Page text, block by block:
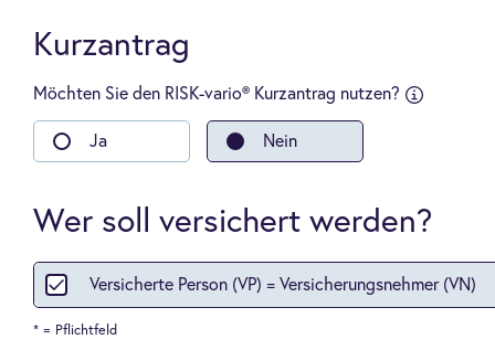
Kurzantrag
Möchten Sie den RISK-vario® Kurzantrag nutzen?
an:
oder
Gründung
Ja Nein
Wer soll versichert werden?
Versicherte Person (VP) = Versicherungsnehmer (VN)
* = Pflichtfeld